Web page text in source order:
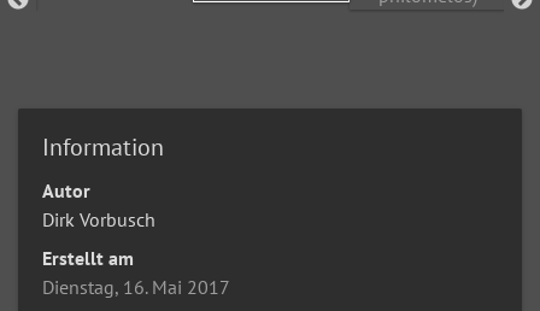
Information
Autor
Dirk Vorbusch
Erstellt am
Dienstag, 16. Mai 2017